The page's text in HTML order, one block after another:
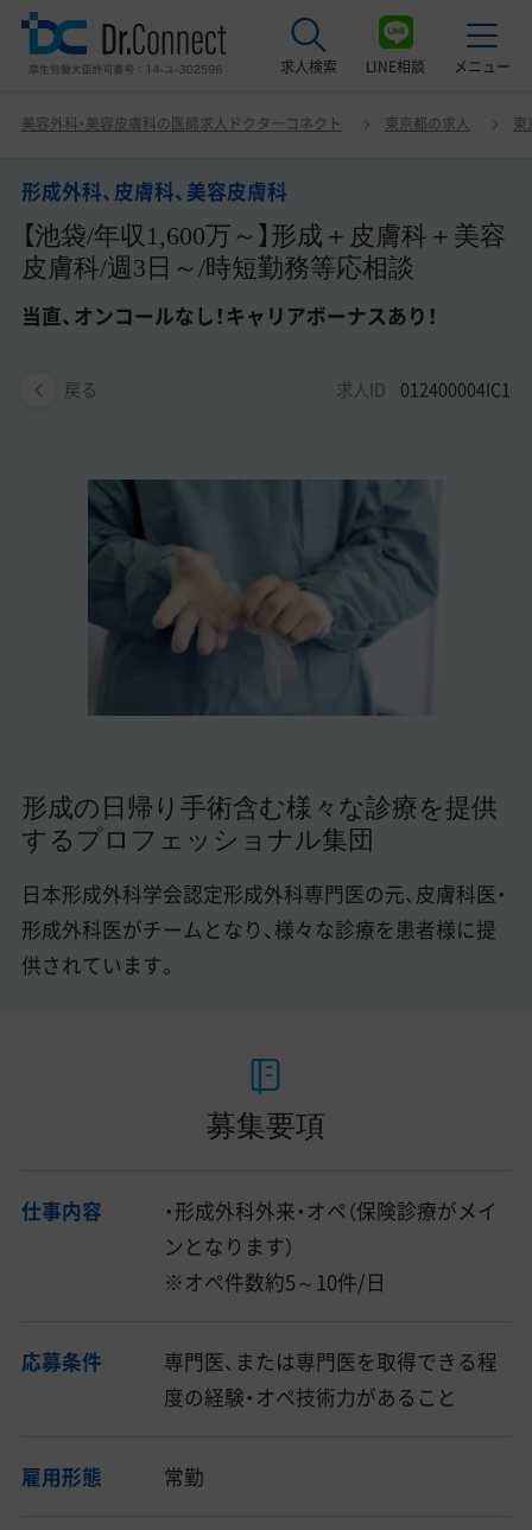
求人検索 LINE相談 メニュー
美容クリニック見学ご希望の方はこちら
サービス紹介
ドクターコネクトの強み
非常勤・アルバイト求人一覧
美容医療医師の転職お役立ちコンテンツ
美容クリニック見学・研修情報
美容外科・美容皮膚科の医師転職体験談
美容医療辞典
医師採用ご担当者様・その他問い合わせ
美容外科・美容皮膚科の医師求人ドクターコネクト 東京都の求人 東
形成外科、皮膚科、美容皮膚科
【池袋/年収1,600万～】形成＋皮膚科＋美容
皮膚科/週3日～/時短勤務等応相談
当直、オンコールなし！キャリアボーナスあり！
戻る 求人ID 012400004IC1
形成の日帰り手術含む様々な診療を提供
するプロフェッショナル集団
日本形成外科学会認定形成外科専門医の元、皮膚科医・
形成外科医がチームとなり、様々な診療を患者様に提
供されています。
形成外科、皮膚科、美容皮膚科 【池袋/年収1,600万～】形成
＋皮膚科＋美容皮膚科/週3日～/時短勤務等応相談 当直、
募集要項
仕事内容
・形成外科外来・オペ（保険診療がメイ
ンとなります）
※オペ件数約5～10件/日
応募条件
専門医、または専門医を取得できる程
度の経験・オペ技術力があること
雇用形態 常勤